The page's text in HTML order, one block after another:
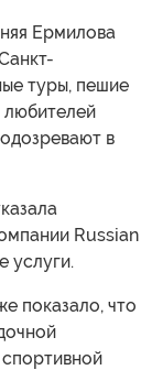
Ермилова
туры, пешие
любителей
в
Russian
услуги.
показало, что